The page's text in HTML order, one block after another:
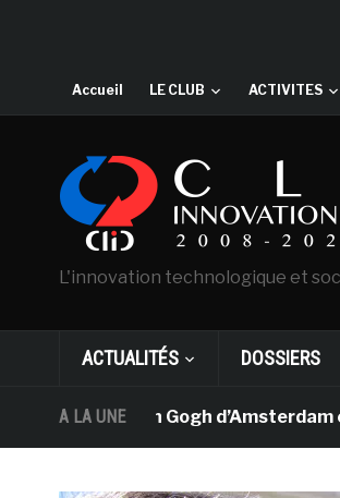
Accueil LE CLUB ACTIVITES
L'innovation technologique et
ACTUALITÉS DOSSIERS
A LA UNE
Van Gogh d’Amsterdam et DHL